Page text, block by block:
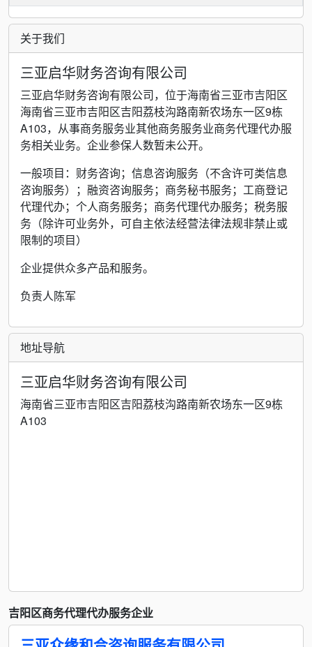
关于我们
三亚启华财务咨询有限公司
三亚启华财务咨询有限公司，位于海南省三亚市吉阳区
海南省三亚市吉阳区吉阳荔枝沟路南新农场东一区9栋
A103，从事商务服务业其他商务服务业商务代理代办服
务相关业务。企业参保人数暂未公开。
一般项目：财务咨询；信息咨询服务（不含许可类信息
咨询服务）；融资咨询服务；商务秘书服务；工商登记
代理代办；个人商务服务；商务代理代办服务；税务服
务（除许可业务外，可自主依法经营法律法规非禁止或
限制的项目）
企业提供众多产品和服务。
负责人陈军
地址导航
三亚启华财务咨询有限公司
海南省三亚市吉阳区吉阳荔枝沟路南新农场东一区9栋
A103
吉阳区商务代理代办服务企业